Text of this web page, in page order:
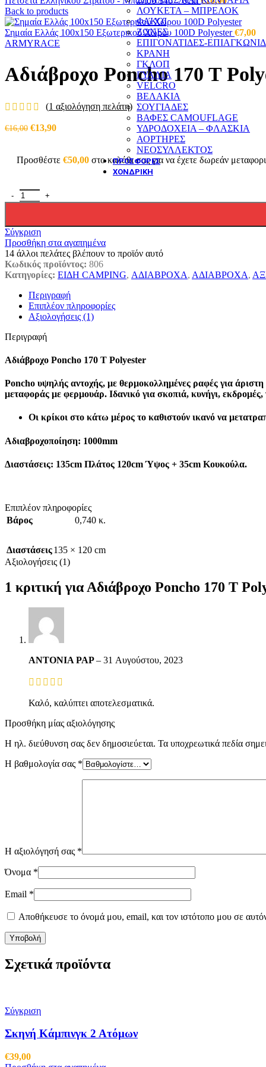
ΛΟΥΚΕΤΑ – ΜΠΡΕΛΟΚ
ΦΑΚΟΙ
ΖΩΝΕΣ
ΕΠΙΓΟΝΑΤΙΔΕΣ-
ΚΡΑΝΗ
ΓΚΛΟΠ
ΓΥΑΛΙΑ
VELCRO
ΒΕΛΑΚΙΑ
ΣΟΥΓΙΑΔΕΣ
ΒΑΦΕΣ CAMOUFLAGE
ΥΔΡΟΔΟΧΕΙΑ – ΦΛΑΣΚΙΑ
ΑΟΡΤΗΡΕΣ
ΝΕΟΣΥΛΛΕΚΤΟΣ
ΠΡΟΣΦΟΡΕΣ
ΧΟΝΔΡΙΚΗ
Back to products
Σημαία Ελλάς 100x150 Εξωτερικού Χώρου 100D Polyester€7,00
ARMYRACE
Αδιάβροχο Poncho 170 T
(1 αξιολόγηση πελάτη)
€16,00 Original
€16,00.
€13,90Η
είναι:
Προσθέστε €50,00 στο καλάθι σας για να έχετε δωρεάν
Αδιάβροχο Poncho 170 T Polyester ποσότητα
Σύγκριση
Προσθήκη στα αγαπημένα
14 άλλοι πελάτες βλέπουν το προϊόν αυτό
Κωδικός προϊόντος: 806
Κατηγορίες: ΕΙΔΗ CAMPING, ΑΔΙΑΒΡΟΧΑ, ΑΔΙΑΒΡΟΧΑ,
Περιγραφή
Επιπλέον πληροφορίες
Αξιολογήσεις (1)
Περιγραφή
Αδιάβροχο Poncho 170 T Polyester
Poncho υψηλής αντοχής, με θερμοκολλημένες ραφές για
μεταφοράς με φερμουάρ. Ιδανικό για σκοπιά, κυνήγι,
Οι κρίκοι στο κάτω μέρος το καθιστούν ικανό να
Αδιαβροχοποίηση: 1000mm
Διαστάσεις: 135cm Πλάτος 120cm Ύψος + 35cm Κουκούλα.
Επιπλέον πληροφορίες
Βάρος
0,740 κ.
Διαστάσεις135 × 120 cm
Αξιολογήσεις (1)
1 κριτική γιαΑδιάβροχο Poncho 170 T
ANTONIA PAP– 31 Αυγούστου, 2023
Καλό, καλύπτει αποτελεσματικά.
Προσθήκη μίας αξιολόγησης
Η ηλ. διεύθυνση σας δεν δημοσιεύεται. Τα υποχρεωτικά πεδία
Η βαθμολογία σας *
Η αξιολόγησή σας *
Όνομα *
Email *
Αποθήκευσε το όνομά μου, email, και τον ιστότοπο μου σε
Σχετικά προϊόντα
Σύγκριση
Σκηνή Κάμπινγκ 2 Ατόμων
€39,00